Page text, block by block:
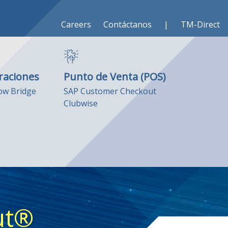
Humano
ADN
Atención al Cliente
Soporte Técnico y Funcional
Bridge
Punto de Venta (POS)
SAP Customer Checkout
Clubwise
Careers Contáctanos | TM-Direct
Bridge
Punto de Venta (POS)
SAP Customer Checkout
Clubwise